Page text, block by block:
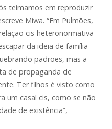
teimamos em reproduzir
Miwa. “Em Pulmões,
cis-heteronormativa
da ideia de família
padrões, mas a
de propaganda de
Ter filhos é visto como
um casal cis, como se não
de existência”,